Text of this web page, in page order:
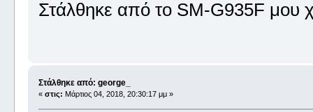
Στάλθηκε από το SM-G935F μου
Στάλθηκε από: george_
« στις: Μάρτιος 04, 2018, 20:30:17 μμ »